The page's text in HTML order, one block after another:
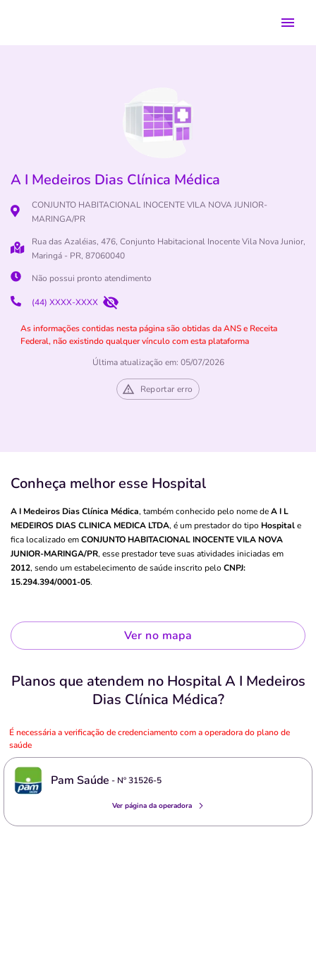
A I Medeiros Dias Clínica Médica
CONJUNTO HABITACIONAL INOCENTE VILA NOVA JUNIOR-
MARINGA/PR
Rua das Azaléias, 476, Conjunto Habitacional Inocente Vila Nova Junior,
Maringá - PR, 87060040
Não possui pronto atendimento
(44) XXXX-XXXX
As informações contidas nesta página são obtidas da ANS e Receita
Federal, não existindo qualquer vínculo com esta plataforma
Última atualização em: 05/07/2026
Reportar erro
Conheça melhor esse Hospital
A I Medeiros Dias Clínica Médica, também conhecido pelo nome deA I L
MEDEIROS DIAS CLINICA MEDICA LTDA, é um prestador do tipo Hospitale
fica localizado emCONJUNTO HABITACIONAL INOCENTE VILA NOVA
JUNIOR-MARINGA/PR, esse prestador teve suas atividades iniciadas em
2012, sendo um estabelecimento de saúde inscrito pelo CNPJ:
15.294.394/0001-05.
Ver no mapa
Planos que atendem no Hospital A I Medeiros
Dias Clínica Médica?
É necessária a verificação de credenciamento com a operadora do plano de
saúde
Pam Saúde - Nº31526-5
Ver página da operadora